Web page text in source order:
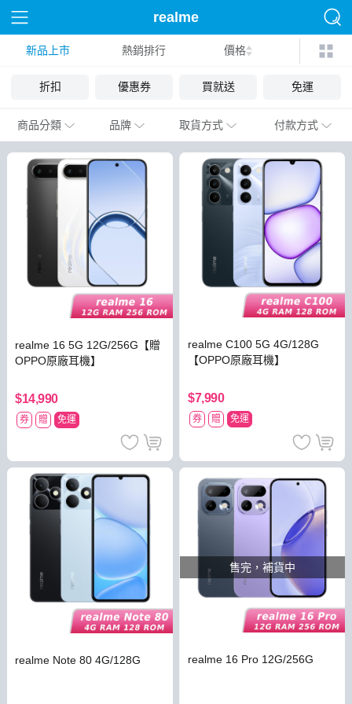
realme
新品上市 熱銷排行 價格
折扣 優惠券 買就送 免運
商品分類 品牌 取貨方式 付款方式
realme 16 5G 12G/256G【贈
OPPO原廠耳機】
$14,990
券 贈 免運
realme C100 5G 4G/128G
【OPPO原廠耳機】
$7,990
券 贈 免運
realme Note 80 4G/128G
售完，補貨中
realme 16 Pro 12G/256G